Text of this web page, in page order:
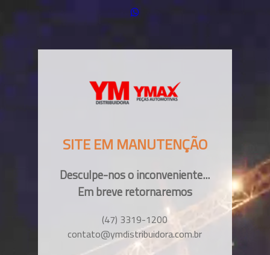
SITE EM MANUTENÇÃO
Desculpe-nos o inconveniente...
Em breve retornaremos
(47) 3319-1200
contato@ymdistribuidora.com.br